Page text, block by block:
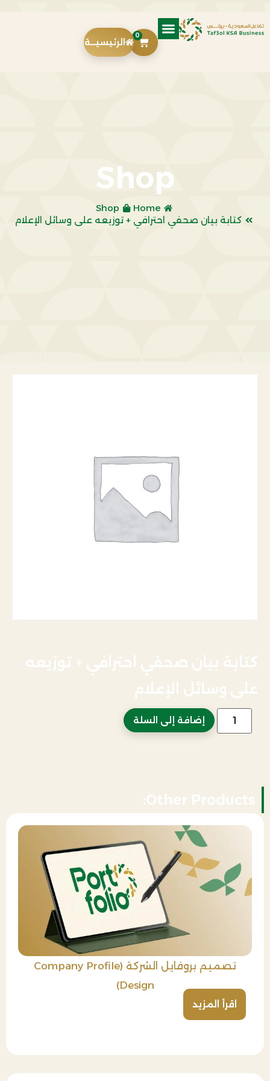
0
الرئيسيــة
Shop
Home
Shop
كتابة بيان صحفي احترافي + توزيعه على وسائل الإعلام
كتابة بيان صحفي احترافي + توزيعه
على وسائل الإعلام
إضافة إلى السلة
Other Products:
تصميم بروفايل الشركة (Company Profile
Design)
اقرأ المزيد